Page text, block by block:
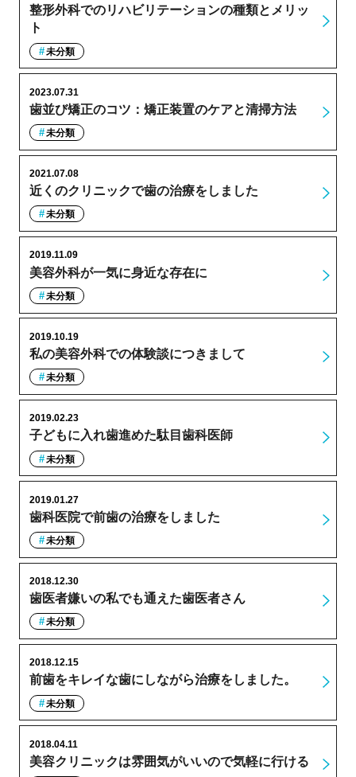
整形外科でのリハビリテーションの種類とメリッ
ト
未分類
歯並び矯正のコツ：矯正装置のケアと清掃方法
2023.07.31
未分類
近くのクリニックで歯の治療をしました
2021.07.08
未分類
美容外科が一気に身近な存在に
2019.11.09
未分類
私の美容外科での体験談につきまして
2019.10.19
未分類
子どもに入れ歯進めた駄目歯科医師
2019.02.23
未分類
歯科医院で前歯の治療をしました
2019.01.27
未分類
歯医者嫌いの私でも通えた歯医者さん
2018.12.30
未分類
前歯をキレイな歯にしながら治療をしました。
2018.12.15
未分類
美容クリニックは雰囲気がいいので気軽に行ける
2018.04.11